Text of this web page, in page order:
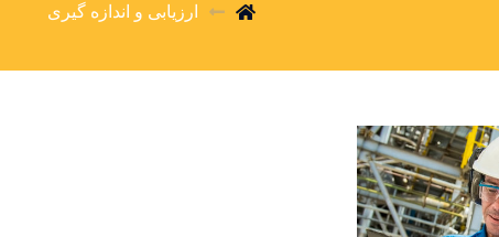
ارزیابی و اندازه گیری